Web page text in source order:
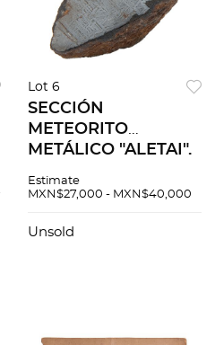
Lot 6
SECCIÓN
METEORITO
METÁLICO "ALETAI".
níquel descubierto
Xinjiang, China en
Estimate
MXN$27,000 - MXN$40,000
Unsold